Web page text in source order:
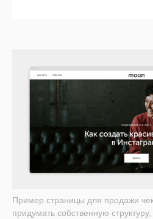
Пример страницы для продажи
придумать собственную